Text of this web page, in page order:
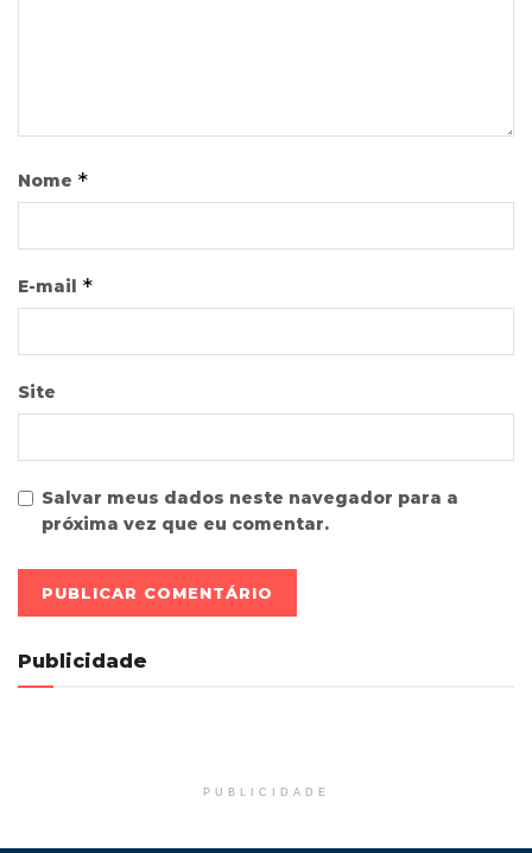
Nome *
E-mail *
Site
Salvar meus dados neste navegador para a
próxima vez que eu comentar.
Publicidade
PUBLICIDADE